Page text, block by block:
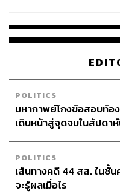
จ่าย
POLITICS
มหากาพย์โกงข้อสอบท้อ
เดินหน้าสู่จุดจบในสัปดา
POLITICS
เส้นทางคดี 44 สส. ในชั้
จะรู้ผลเมื่อไร